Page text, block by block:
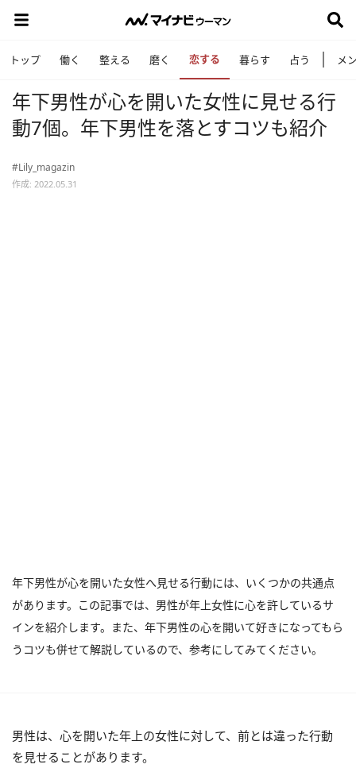
トップ 働く 整える 磨く 恋する 暮らす 占う メ
年下男性が心を開いた女性に見せる行
動7個。年下男性を落とすコツも紹介
#Lily_magazin
作成: 2022.05.31
年下男性が心を開いた女性へ見せる行動には、いくつかの共通点
があります。この記事では、男性が年上女性に心を許しているサ
インを紹介します。また、年下男性の心を開いて好きになってもら
うコツも併せて解説しているので、参考にしてみてください。
男性は、心を開いた年上の女性に対して、前とは違った行動
を見せることがあります。